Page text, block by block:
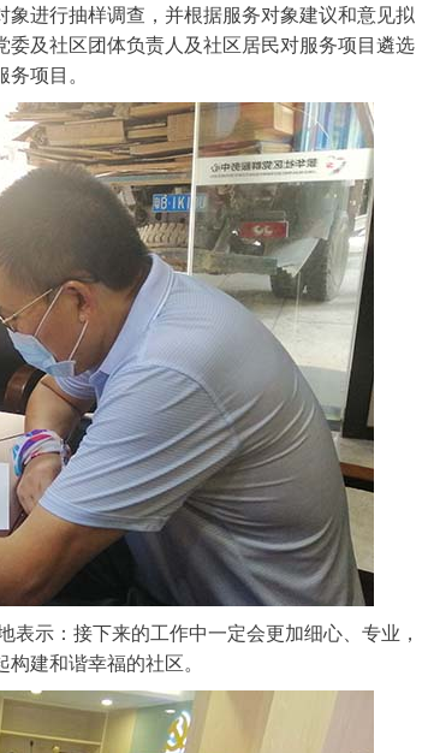
进行抽样调查，并根据服务对象建议和意见拟
及社区团体负责人及社区居民对服务项目遴选
项目。
示：接下来的工作中一定会更加细心、专业，
建和谐幸福的社区。